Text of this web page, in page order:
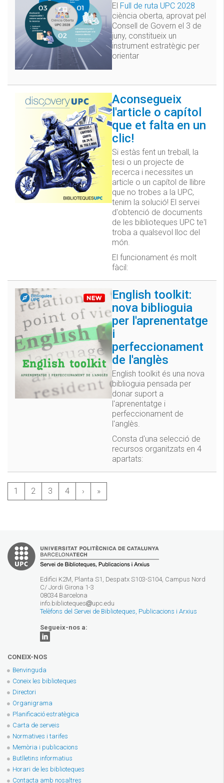
El Full de ruta UPC 2028
ciència oberta, aprovat pel
Consell de Govern el 3 de
juny, constitueix un
instrument estratègic per
orientar
Aconsegueix
l'article o capítol
que et falta en un
clic!
Si estàs fent un treball, la
tesi o un projecte de
recerca i necessites un
article o un capítol de llibre
que no trobes a la UPC,
tenim la solució! El servei
d'obtenció de documents
de les biblioteques UPC te'l
troba a qualsevol lloc del
món.
El funcionament és molt
fàcil:
English toolkit:
nova biblioguia
per l'aprenentatge
i
perfeccionament
de l'anglès
English toolkit és una nova
biblioguia pensada per
donar suport a
l'aprenentatge i
perfeccionament de
l'anglès.
Consta d'una selecció de
recursos organitzats en 4
apartats:
1 2 3 4 › »
Edifici K2M, Planta S1, Despatx S103-S104, Campus Nord
C/ Jordi Girona 1-3
08034 Barcelona
info.biblioteques
upc.edu
Telèfons del Servei de Biblioteques, Publicacions i Arxius
Segueix-nos a:
CONEIX-NOS
Benvinguda
Coneix les biblioteques
Directori
Organigrama
Planificació estratègica
Carta de serveis
Normatives i tarifes
Memòria i publicacions
Butlletins informatius
Horari de les biblioteques
Contacta amb nosaltres